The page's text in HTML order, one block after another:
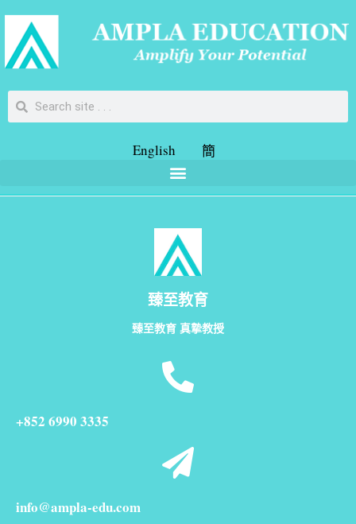
English 簡
臻至教育
臻至教育 真摯教授
+852 6990 3335
info@ampla-edu.com